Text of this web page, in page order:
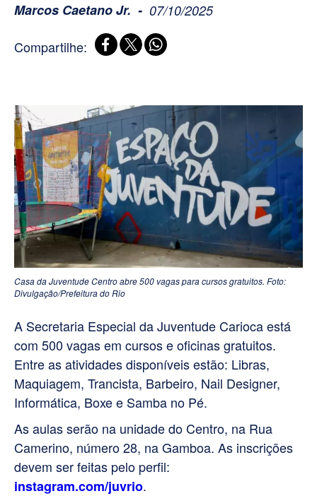
Marcos Caetano Jr. 07/10/2025
Compartilhe:
Casa da Juventude Centro abre 500 vagas para cursos gratuitos. Foto:
Divulgação/Prefeitura do Rio
A Secretaria Especial da Juventude Carioca está
com 500 vagas em cursos e oficinas gratuitos.
Entre as atividades disponíveis estão: Libras,
Maquiagem, Trancista, Barbeiro, Nail Designer,
Informática, Boxe e Samba no Pé.
As aulas serão na unidade do Centro, na Rua
Camerino, número 28, na Gamboa. As inscrições
devem ser feitas pelo perfil:
instagram.com/juvrio.